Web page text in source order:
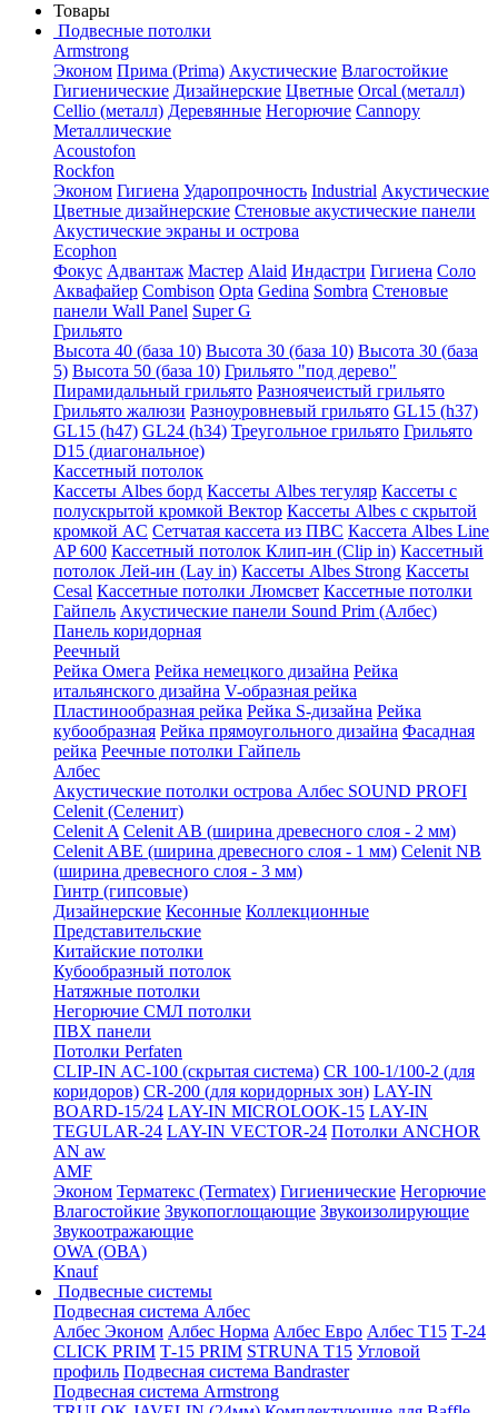
Товары
Подвесные потолки
Armstrong
Эконом Прима (Prima) Акустические Влагостойкие
Гигиенические Дизайнерские Цветные Orcal (металл)
Cellio (металл) Деревянные Негорючие Cannopy
Металлические
Acoustofon
Rockfon
Эконом Гигиена Ударопрочность Industrial Акустические
Цветные дизайнерские Стеновые акустические панели
Акустические экраны и острова
Ecophon
Фокус Адвантаж Мастер Alaid Индастри Гигиена Соло
Аквафайер Combison Opta Gedina Sombra Стеновые
панели Wall Panel Super G
Грильято
Высота 40 (база 10) Высота 30 (база 10) Высота 30 (база
5) Высота 50 (база 10) Грильято "под дерево"
Пирамидальный грильято Разноячеистый грильято
Грильято жалюзи Разноуровневый грильято GL15 (h37)
GL15 (h47) GL24 (h34) Треугольное грильято Грильято
D15 (диагональное)
Кассетный потолок
Кассеты Albes борд Кассеты Albes тегуляр Кассеты с
полускрытой кромкой Вектор Кассеты Albes с скрытой
кромкой AC Сетчатая кассета из ПВС Кассета Albes Line
AP 600 Кассетный потолок Клип-ин (Clip in) Кассетный
потолок Лей-ин (Lay in) Кассеты Albes Strong Кассеты
Cesal Кассетные потолки Люмсвет Кассетные потолки
Гайпель Акустические панели Sound Prim (Албес)
Панель коридорная
Реечный
Рейка Омега Рейка немецкого дизайна Рейка
итальянского дизайна V-образная рейка
Пластинообразная рейка Рейка S-дизайна Рейка
кубообразная Рейка прямоугольного дизайна Фасадная
рейка Реечные потолки Гайпель
Албес
Акустические потолки острова Албес SOUND PROFI
Celenit (Селенит)
Celenit A Celenit AB (ширина древесного слоя - 2 мм)
Celenit ABE (ширина древесного слоя - 1 мм) Celenit NB
(ширина древесного слоя - 3 мм)
Гинтр (гипсовые)
Дизайнерские Кесонные Коллекционные
Представительские
Китайские потолки
Кубообразный потолок
Натяжные потолки
Негорючие СМЛ потолки
ПВХ панели
Потолки Perfaten
CLIP-IN AC-100 (скрытая система) CR 100-1/100-2 (для
коридоров) CR-200 (для коридорных зон) LAY-IN
BOARD-15/24 LAY-IN MICROLOOK-15 LAY-IN
TEGULAR-24 LAY-IN VECTOR-24 Потолки ANCHOR
AN aw
AMF
Эконом Терматекс (Termatex) Гигиенические Негорючие
Влагостойкие Звукопоглощающие Звукоизолирующие
Звукоотражающие
OWA (ОВА)
Knauf
Подвесные системы
Подвесная система Албес
Албес Эконом Албес Норма Албес Евро Албес T15 Т-24
CLICK PRIM Т-15 PRIM STRUNA Т15 Угловой
профиль Подвесная система Bandraster
Подвесная система Armstrong